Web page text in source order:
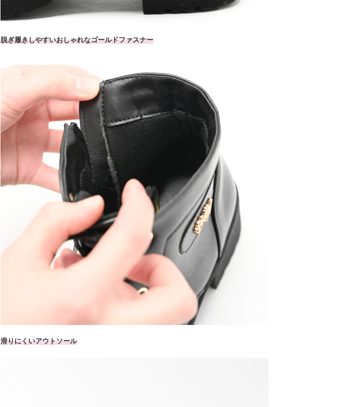
脱ぎ履きしやすいおしゃれなゴールドファスナー
滑りにくいアウトソール